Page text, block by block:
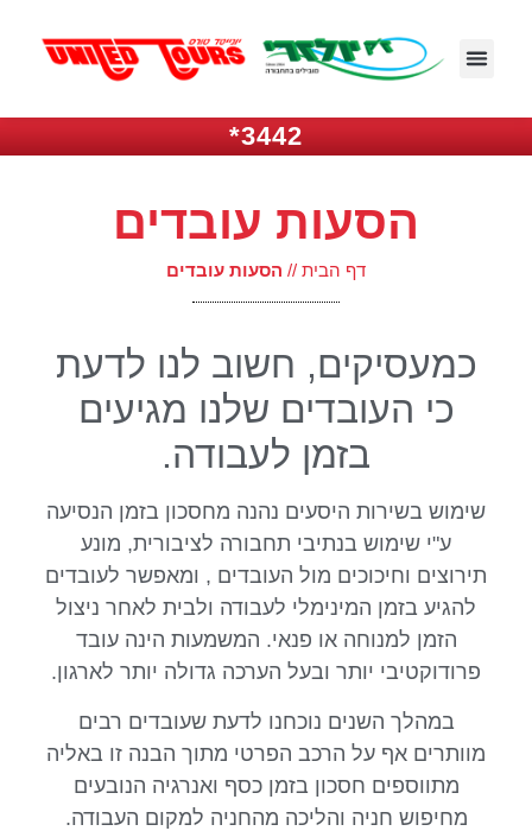
3442*
הסעות עובדים
דף הבית // הסעות עובדים
כמעסיקים, חשוב לנו לדעת
כי העובדים שלנו מגיעים
בזמן לעבודה.
שימוש בשירות היסעים נהנה מחסכון בזמן הנסיעה
ע"י שימוש בנתיבי תחבורה לציבורית, מונע
תירוצים וחיכוכים מול העובדים , ומאפשר לעובדים
להגיע בזמן המינימלי לעבודה ולבית לאחר ניצול
הזמן למנוחה או פנאי. המשמעות הינה עובד
פרודוקטיבי יותר ובעל הערכה גדולה יותר לארגון.
במהלך השנים נוכחנו לדעת שעובדים רבים
מוותרים אף על הרכב הפרטי מתוך הבנה זו באליה
מתווספים חסכון בזמן כסף ואנרגיה הנובעים
מחיפוש חניה והליכה מהחניה למקום העבודה.